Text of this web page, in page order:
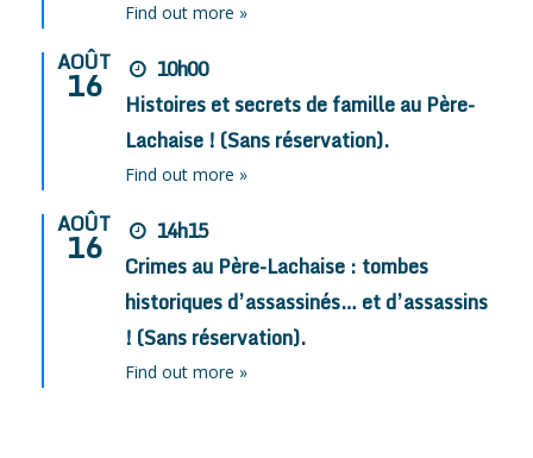
Find out more »
AOÛT
16
10h00
Histoires et secrets de famille au Père-
Lachaise ! (Sans réservation).
Find out more »
AOÛT
16
14h15
Crimes au Père-Lachaise : tombes
historiques d’assassinés… et d’assassins
! (Sans réservation).
Find out more »